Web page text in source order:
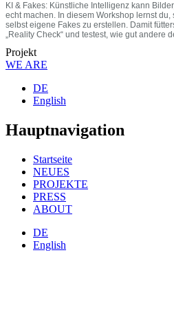
KI & Fakes: Künstliche Intelligenz kann
echt machen. In diesem Workshop lernst
selbst eigene Fakes zu erstellen. Damit
„Reality Check“ und testest, wie gut andere
Projekt
WE ARE
DE
English
Hauptnavigation
Startseite
NEUES
PROJEKTE
PRESS
ABOUT
DE
English